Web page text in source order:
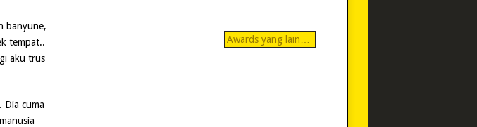
banyune,
tempat..
aku trus
Dia cuma
Awards yang lain…